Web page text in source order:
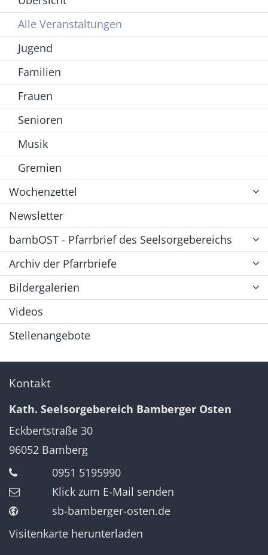
Alle Veranstaltungen
Jugend
Familien
Frauen
Senioren
Musik
Gremien
Wochenzettel
Newsletter
bambOST - Pfarrbrief des Seelsorgebereichs
Archiv der Pfarrbriefe
Bildergalerien
Videos
Stellenangebote
Kontakt
Kath. Seelsorgebereich Bamberger Osten
Eckbertstraße 30
96052 Bamberg
0951 5195990
Klick zum E-Mail senden
sb-bamberger-osten.de
Visitenkarte herunterladen